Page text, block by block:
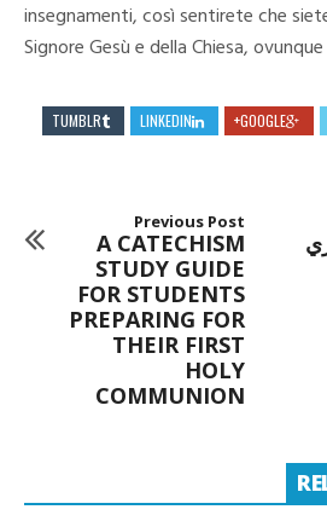
insegnamenti, così sentirete che
Signore Gesù e della Chiesa,
GOOGLE+
LINKEDIN
TUMBLR
Previous Post
A CATECHISM
STUDY GUIDE
FOR STUDENTS
PREPARING FOR
THEIR FIRST
HOLY
COMMUNION